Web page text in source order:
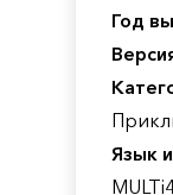
Год
Язык